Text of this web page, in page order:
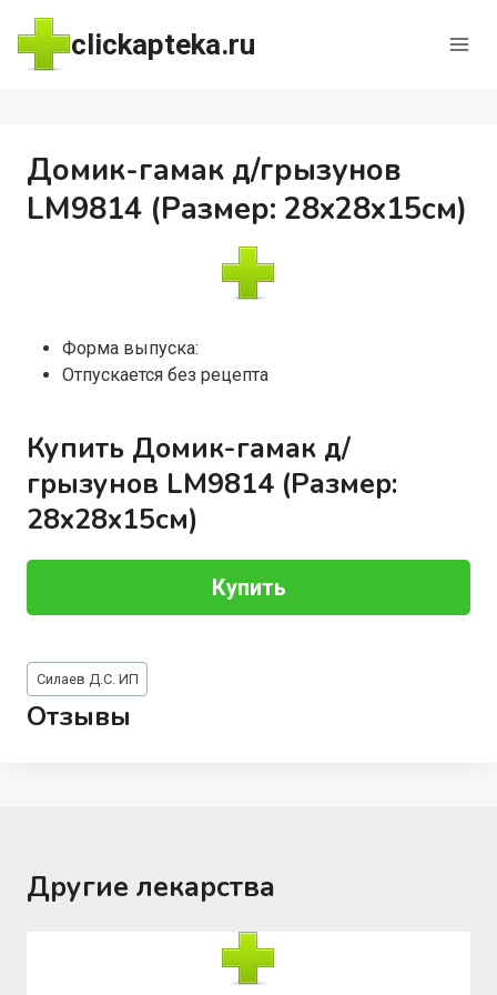
Перейти
содержимому
clickapteka.ru
Домик-гамак д/грызунов
LM9814 (Размер: 28x28x15см)
Форма выпуска:
Отпускается без рецепта
Купить Домик-гамак д/
грызунов LM9814 (Размер:
28x28x15см)
Купить
Метки
записи:
Силаев Д.С. ИП
Отзывы
Другие лекарства